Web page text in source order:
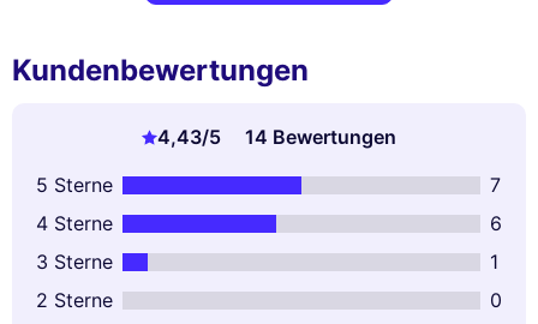
Kundenbewertungen
4,43/5
14 Bewertungen
5 Sterne
7
4 Sterne
6
3 Sterne
1
2 Sterne
0